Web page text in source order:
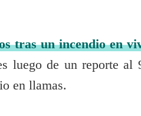
tras un incendio en
luego de un reporte al
en llamas.